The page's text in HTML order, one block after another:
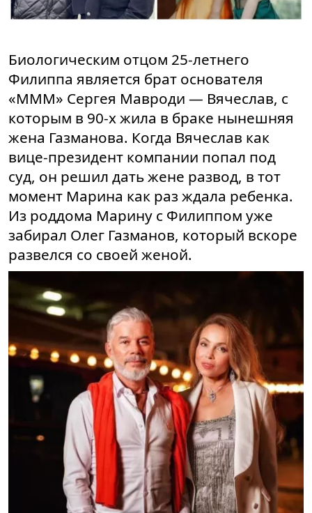
Биологическим отцом 25-летнего
Филиппа является брат основателя
«МММ» Сергея Мавроди — Вячеслав, с
которым в 90-х жила в браке нынешняя
жена Газманова. Когда Вячеслав как
вице-президент компании попал под
суд, он решил дать жене развод, в тот
момент Марина как раз ждала ребенка.
Из роддома Марину с Филиппом уже
забирал Олег Газманов, который вскоре
развелся со своей женой.